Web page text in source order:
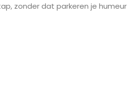
zonder dat parkeren je humeur